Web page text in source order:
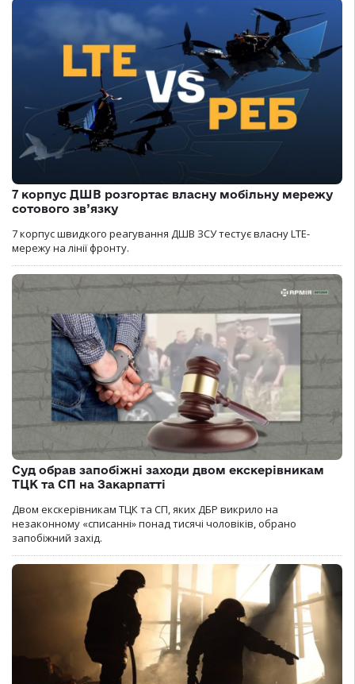
7 корпус ДШВ розгортає власну мобільну мережу
сотового зв’язку
7 корпус швидкого реагування ДШВ ЗСУ тестує власну LTE-
мережу на лінії фронту.
Суд обрав запобіжні заходи двом екскерівникам
ТЦК та СП на Закарпатті
Двом екскерівникам ТЦК та СП, яких ДБР викрило на
незаконному «списанні» понад тисячі чоловіків, обрано
запобіжний захід.